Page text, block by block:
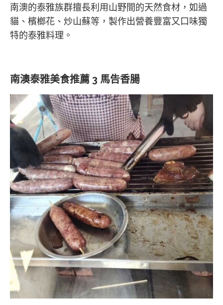
南澳的泰雅族群擅長利用山野間的天然食材，如過
貓、檳榔花、炒山蘇等，製作出營養豐富又口味獨
特的泰雅料理。
南澳泰雅美食推薦 3 馬告香腸